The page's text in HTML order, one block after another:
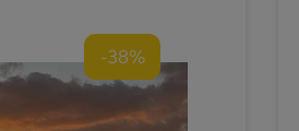
-38%